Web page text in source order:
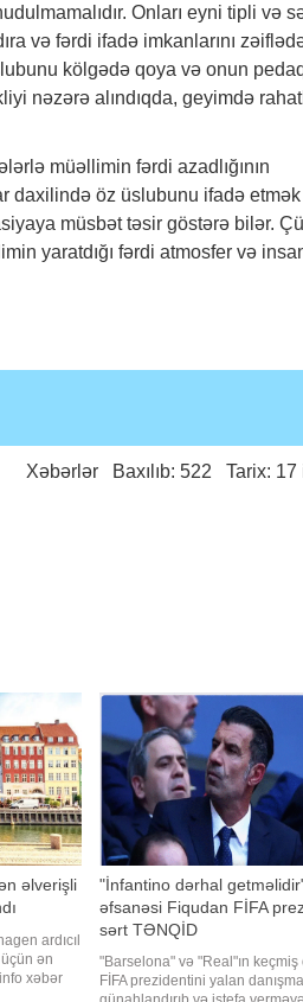
Onları eyni tipli və
və fərdi ifadə imkanlarını
kölgədə qoya və onun
nəzərə alındıqda, geyimdə
müəllimin fərdi azadlığının
daxilində öz üslubunu ifadə etmək
müsbət təsir göstərə bilər.
yaratdığı fərdi atmosfer və
Xəbərlər Baxılıb: 522 Tarix: 17
əlverişli
ardıcıl
ən
xəbər
"İnfantino dərhal
əfsanəsi Fiqudan FİFA
sərt TƏNQİD
"Barselona" və "Real"ın keçmiş
FİFA prezidentini yalan